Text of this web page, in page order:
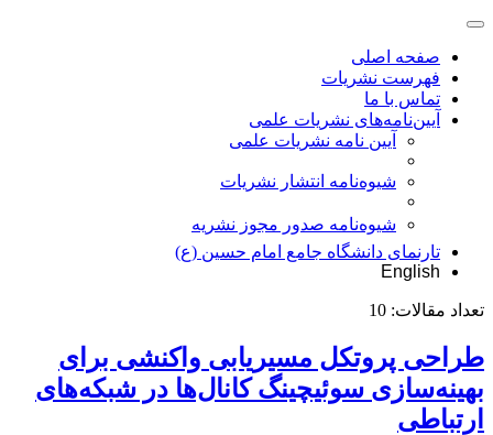
صفحه اصلی
فهرست نشریات
تماس با ما
آیین‌نامه‌های نشریات علمی
آیین نامه نشریات علمی
شیوه‌نامه انتشار نشریات
شیوهنامه صدور مجوز نشریه
تارنمای دانشگاه جامع امام حسین (ع)
English
تعداد مقالات: 10
طراحی پروتکل مسیریابی واکنشی برای
بهینه‌سازی سوئیچینگ کانال‌ها در شبکه‌های
ارتباطی